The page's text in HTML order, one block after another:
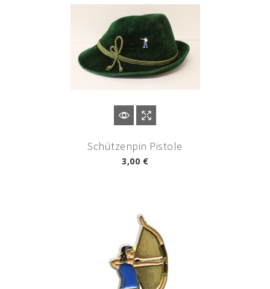
Schützenpin Pistole
3,00 €